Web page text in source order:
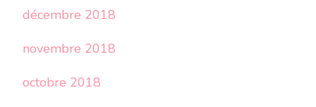
décembre 2018
novembre 2018
octobre 2018